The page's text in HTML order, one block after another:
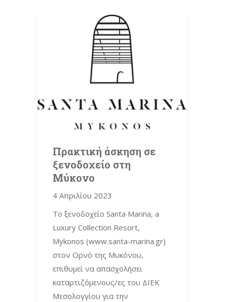
Πρακτική άσκηση σε
ξενοδοχείο στη
Μύκονο
4 Απριλίου 2023
Το ξενοδοχείο Santa Marina, a
Luxury Collection Resort,
Mykonos (www.santa-marina.gr)
στον Ορνό της Μυκόνου,
επιθυμεί να απασχολήσει
καταρτιζόμενους/ες του ΔΙΕΚ
Μεσολογγίου για την